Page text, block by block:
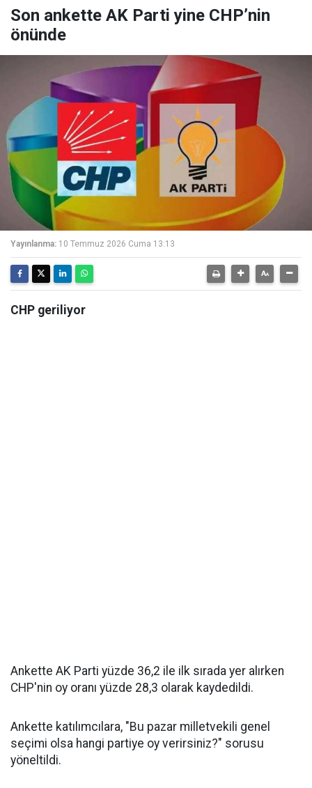
Son ankette AK Parti yine CHP’nin
önünde
Yayınlanma: 10 Temmuz 2026 Cuma 13:13
CHP geriliyor
Ankette AK Parti yüzde 36,2 ile ilk sırada yer alırken
CHP'nin oy oranı yüzde 28,3 olarak kaydedildi.
Ankette katılımcılara, "Bu pazar milletvekili genel
seçimi olsa hangi partiye oy verirsiniz?" sorusu
yöneltildi.